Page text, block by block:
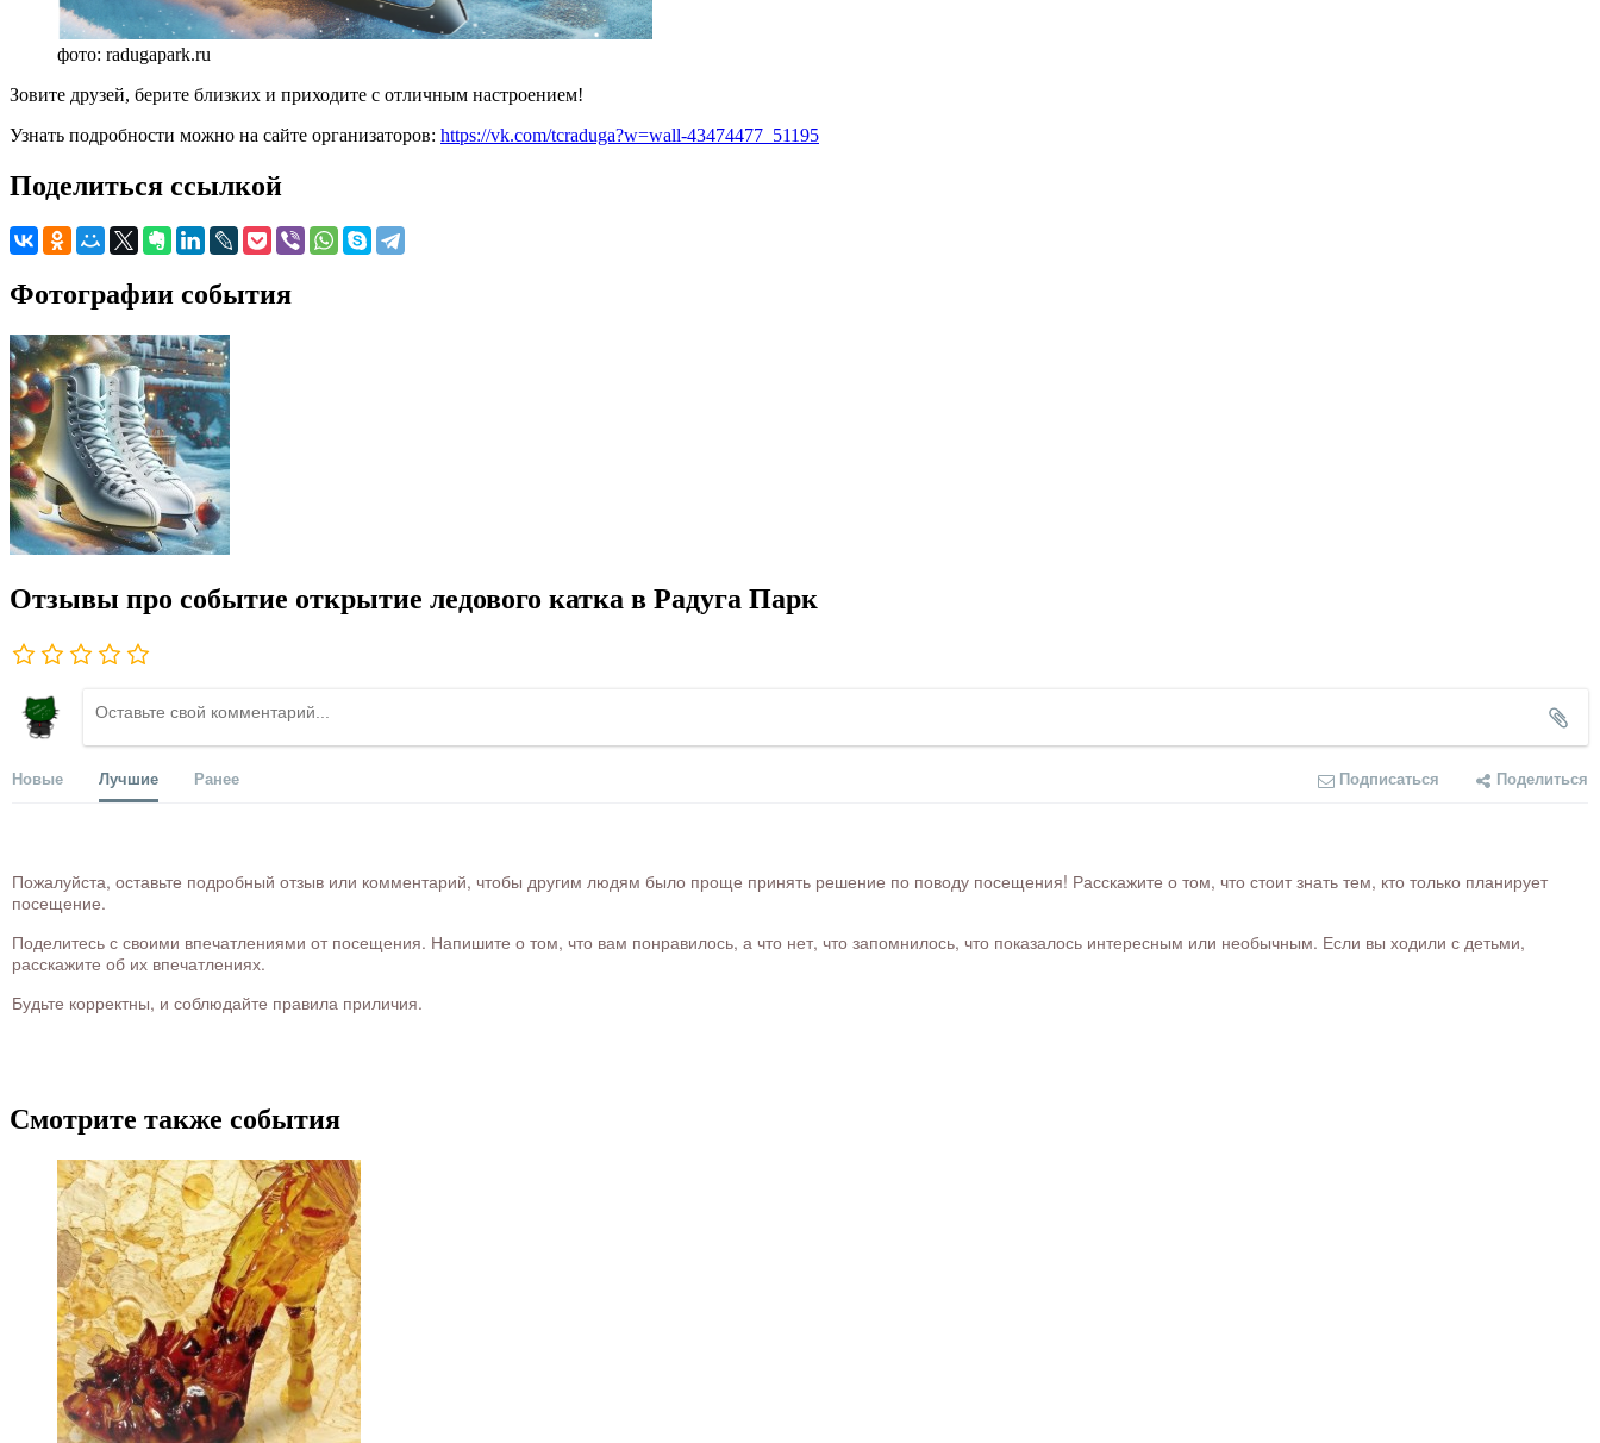
фото: radugapark.ru
Зовите друзей, берите близких и приходите с отличным настроением!
Узнать подробности можно на сайте организаторов: https://vk.com/tcraduga?w=wall-43474477_51195
Поделиться ссылкой
Фотографии события
Отзывы про событие открытие ледового катка в Радуга Парк
Новые Лучшие Ранее Подписаться Поделиться
Пожалуйста, оставьте подробный отзыв или комментарий, чтобы другим людям было проще принять решение по поводу посещения! Расскажите о том, что стоит знать тем, кто только планирует
посещение.
Поделитесь с своими впечатлениями от посещения. Напишите о том, что вам понравилось, а что нет, что запомнилось, что показалось интересным или необычным. Если вы ходили с детьми,
расскажите об их впечатлениях.
Будьте корректны, и соблюдайте правила приличия.
Смотрите также события